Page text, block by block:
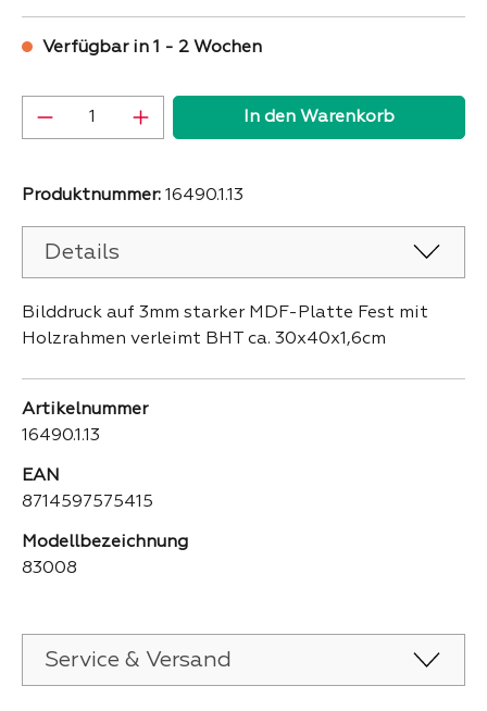
Verfügbar in 1 - 2 Wochen
Produkt Anzahl: Gib den gewünschten
In den Warenkorb
Produktnummer: 16490.1.13
Details
Bilddruck auf 3mm starker MDF-Platte Fest mit
Holzrahmen verleimt BHT ca. 30x40x1,6cm
Artikelnummer
16490.1.13
EAN
8714597575415
Modellbezeichnung
83008
Service & Versand